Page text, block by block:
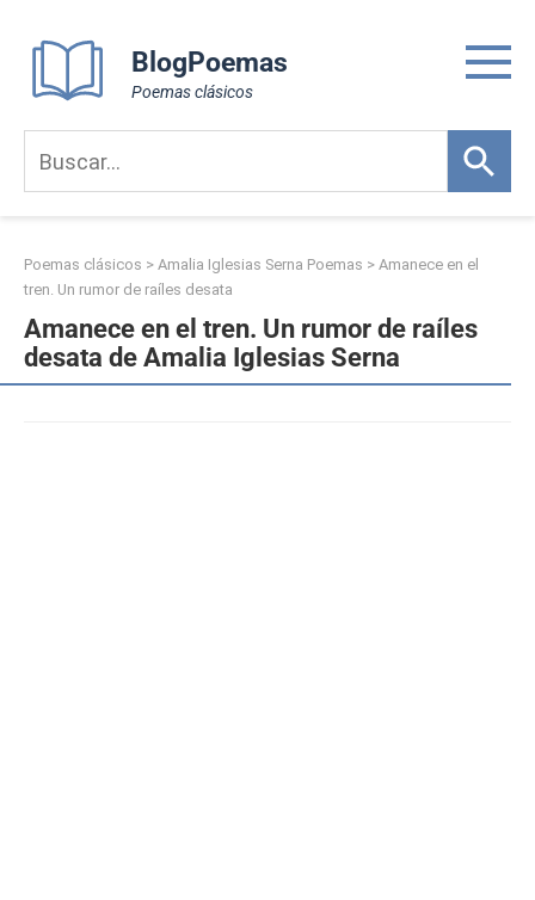
content
BlogPoemas
Poemas clásicos
Poemas clásicos > Amalia Iglesias Serna Poemas > Amanece en el
tren. Un rumor de raíles desata
Amanece en el tren. Un rumor de raíles
desata de Amalia Iglesias Serna